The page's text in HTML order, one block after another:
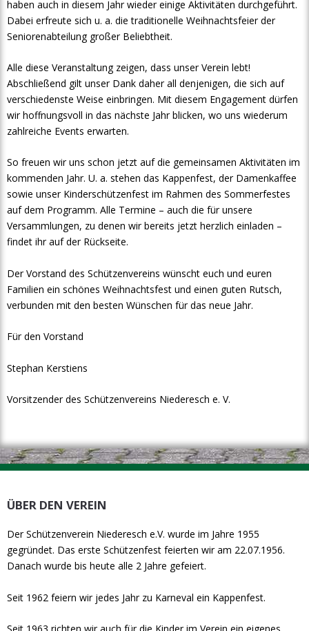
haben auch in diesem Jahr wieder einige Aktivitäten durchgeführt.
Dabei erfreute sich u. a. die traditionelle Weihnachtsfeier der
Seniorenabteilung großer Beliebtheit.
Alle diese Veranstaltung zeigen, dass unser Verein lebt!
Abschließend gilt unser Dank daher all denjenigen, die sich auf
verschiedenste Weise einbringen. Mit diesem Engagement dürfen
wir hoffnungsvoll in das nächste Jahr blicken, wo uns wiederum
zahlreiche Events erwarten.
So freuen wir uns schon jetzt auf die gemeinsamen Aktivitäten im
kommenden Jahr. U. a. stehen das Kappenfest, der Damenkaffee
sowie unser Kinderschützenfest im Rahmen des Sommerfestes
auf dem Programm. Alle Termine – auch die für unsere
Versammlungen, zu denen wir bereits jetzt herzlich einladen –
findet ihr auf der Rückseite.
Der Vorstand des Schützenvereins wünscht euch und euren
Familien ein schönes Weihnachtsfest und einen guten Rutsch,
verbunden mit den besten Wünschen für das neue Jahr.
Für den Vorstand
Stephan Kerstiens
Vorsitzender des Schützenvereins Niederesch e. V.
ÜBER DEN VEREIN
Der Schützenverein Niederesch e.V. wurde im Jahre 1955
gegründet. Das erste Schützenfest feierten wir am 22.07.1956.
Danach wurde bis heute alle 2 Jahre gefeiert.
Seit 1962 feiern wir jedes Jahr zu Karneval ein Kappenfest.